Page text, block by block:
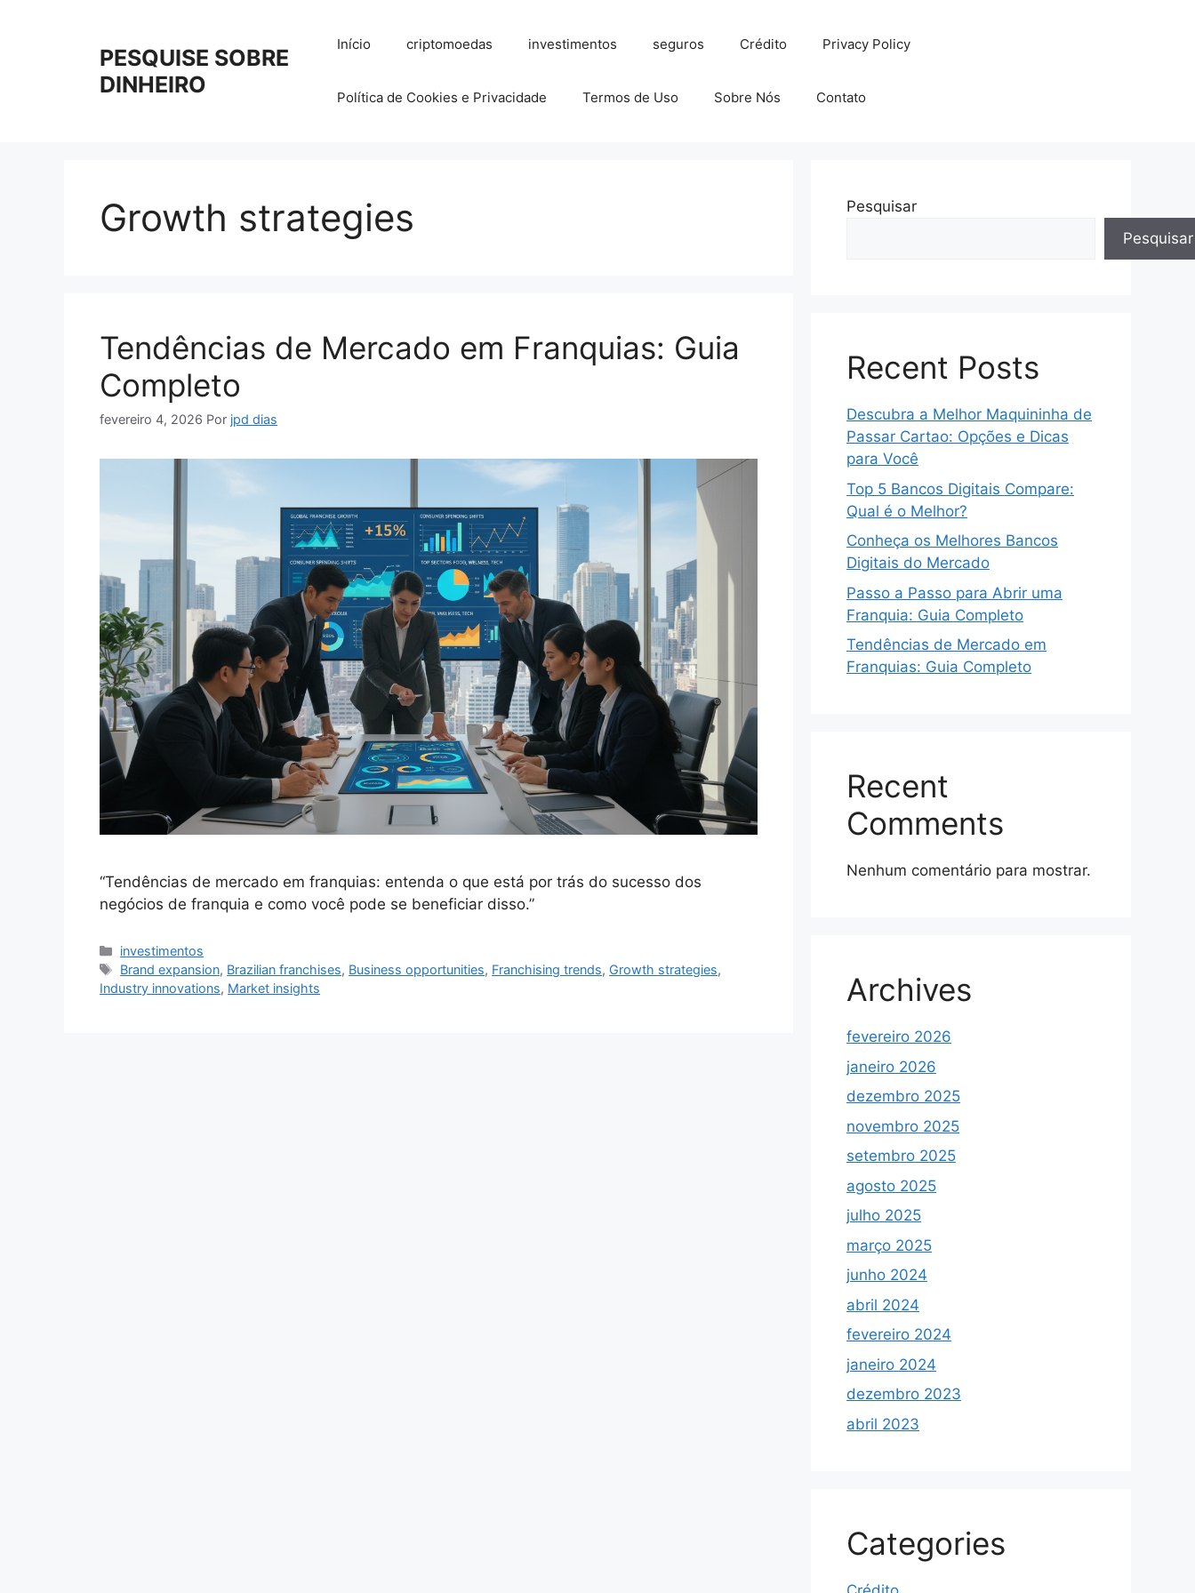
PESQUISE SOBRE
DINHEIRO
Início criptomoedas investimentos seguros Crédito Privacy Policy
Política de Cookies e Privacidade Termos de Uso Sobre Nós Contato
Growth strategies
Tendências de Mercado em Franquias: Guia
Completo
fevereiro 4, 2026 Por jpd dias
“Tendências de mercado em franquias: entenda o que está por trás do sucesso dos
negócios de franquia e como você pode se beneficiar disso.”
Categorias
investimentos
Tags
Brand expansion, Brazilian franchises, Business opportunities, Franchising trends, Growth strategies,
Industry innovations, Market insights
Pesquisar
Pesquisar
Recent Posts
Descubra a Melhor Maquininha de
Passar Cartao: Opções e Dicas
para Você
Top 5 Bancos Digitais Compare:
Qual é o Melhor?
Conheça os Melhores Bancos
Digitais do Mercado
Passo a Passo para Abrir uma
Franquia: Guia Completo
Tendências de Mercado em
Franquias: Guia Completo
Recent
Comments
Nenhum comentário para mostrar.
Archives
fevereiro 2026
janeiro 2026
dezembro 2025
novembro 2025
setembro 2025
agosto 2025
julho 2025
março 2025
junho 2024
abril 2024
fevereiro 2024
janeiro 2024
dezembro 2023
abril 2023
Categories